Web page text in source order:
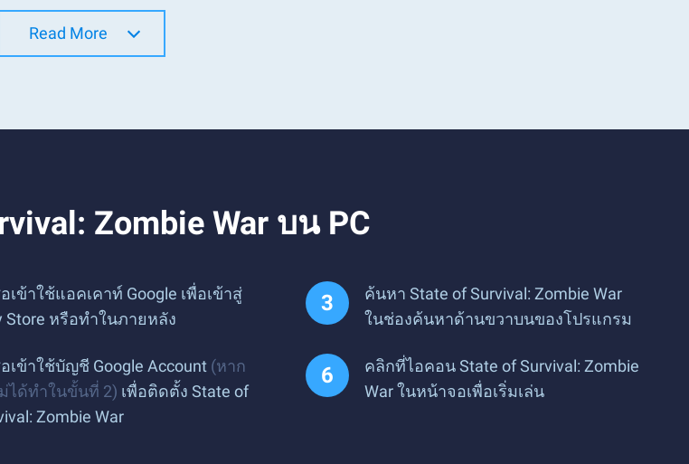
Read More
Zombie War บน PC
เข้าใช้แอคเคาท์ Google เพื่อเข้าสู่
Store หรือทำในภายหลัง
ค้นหา State of Survival: Zombie War
ในช่องค้นหาด้านขวาบนของโปรแกรม
เข้าใช้บัญชี Google Account (หาก
ได้ทำในขั้นที่ 2) เพื่อติดตั้ง State of
Zombie War
คลิกที่ไอคอน State of Survival: Zombie
War ในหน้าจอเพื่อเริ่มเล่น